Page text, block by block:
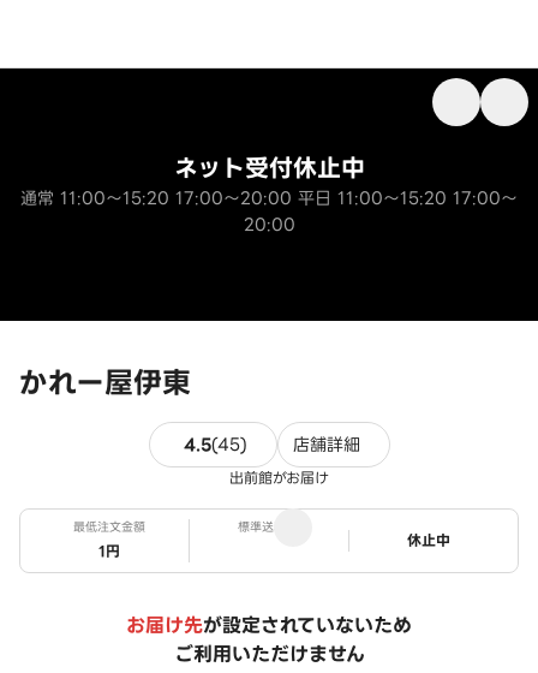
かれー屋伊東
ネット受付休止中
通常 11:00～15:20 17:00～20:00 平日 11:00～15:20 17:00～
20:00
4.5(45)45件のレビュー
店舗詳細
出前館がお届け
最低注文金額
1円
標準送料
ステータス
休止中
お届け先が設定されていないため
ご利用いただけません